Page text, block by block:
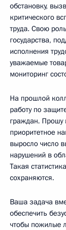
обстановку,
критического
труда. Свою
государства,
исполнения
уважаемые
мониторинг
На прошлой
работу по
граждан. Прошу
приоритетное
выросло число
нарушений в
Такая
сохраняются.
Ваша задача
обеспечить
чтобы пожилые